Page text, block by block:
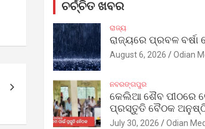
ଚର୍ଚ୍ଚିତ ଖବର
ରାଜ୍ୟ
ରାଜ୍ୟରେ ପ୍ରବଳ ବର୍ଷା
August 6, 2026 Odian
ନବରଙ୍ଗପୁର
କେଲିଆ ଶୈବ ପୀଠରେ
ପ୍ରସ୍ତୁତି ବୈଠକ
July 30, 2026 Odian